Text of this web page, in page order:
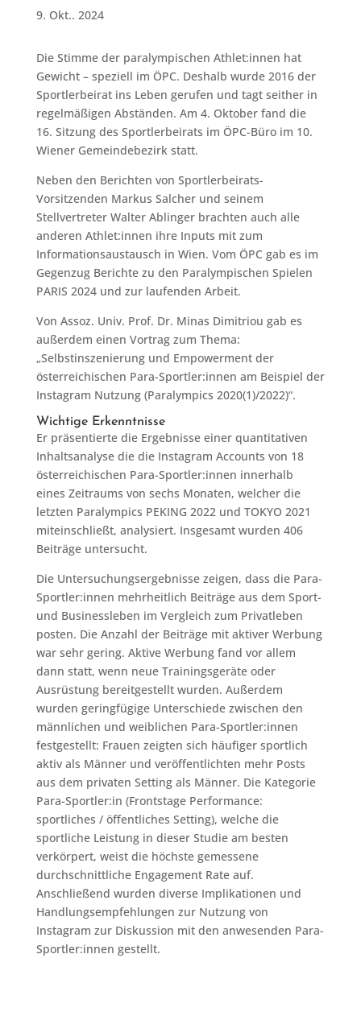
9. Okt.. 2024
Die Stimme der paralympischen Athlet:innen hat
Gewicht – speziell im ÖPC. Deshalb wurde 2016 der
Sportlerbeirat ins Leben gerufen und tagt seither in
regelmäßigen Abständen. Am 4. Oktober fand die
16. Sitzung des Sportlerbeirats im ÖPC-Büro im 10.
Wiener Gemeindebezirk statt.
Neben den Berichten von Sportlerbeirats-
Vorsitzenden Markus Salcher und seinem
Stellvertreter Walter Ablinger brachten auch alle
anderen Athlet:innen ihre Inputs mit zum
Informationsaustausch in Wien. Vom ÖPC gab es im
Gegenzug Berichte zu den Paralympischen Spielen
PARIS 2024 und zur laufenden Arbeit.
Von Assoz. Univ. Prof. Dr. Minas Dimitriou gab es
außerdem einen Vortrag zum Thema:
„Selbstinszenierung und Empowerment der
österreichischen Para-Sportler:innen am Beispiel der
Instagram Nutzung (Paralympics 2020(1)/2022)“.
Wichtige Erkenntnisse
Er präsentierte die Ergebnisse einer quantitativen
Inhaltsanalyse die die Instagram Accounts von 18
österreichischen Para-Sportler:innen innerhalb
eines Zeitraums von sechs Monaten, welcher die
letzten Paralympics PEKING 2022 und TOKYO 2021
miteinschließt, analysiert. Insgesamt wurden 406
Beiträge untersucht.
Die Untersuchungsergebnisse zeigen, dass die Para-
Sportler:innen mehrheitlich Beiträge aus dem Sport-
und Businessleben im Vergleich zum Privatleben
posten. Die Anzahl der Beiträge mit aktiver Werbung
war sehr gering. Aktive Werbung fand vor allem
dann statt, wenn neue Trainingsgeräte oder
Ausrüstung bereitgestellt wurden. Außerdem
wurden geringfügige Unterschiede zwischen den
männlichen und weiblichen Para-Sportler:innen
festgestellt: Frauen zeigten sich häufiger sportlich
aktiv als Männer und veröffentlichten mehr Posts
aus dem privaten Setting als Männer. Die Kategorie
Para-Sportler:in (Frontstage Performance:
sportliches / öffentliches Setting), welche die
sportliche Leistung in dieser Studie am besten
verkörpert, weist die höchste gemessene
durchschnittliche Engagement Rate auf.
Anschließend wurden diverse Implikationen und
Handlungsempfehlungen zur Nutzung von
Instagram zur Diskussion mit den anwesenden Para-
Sportler:innen gestellt.